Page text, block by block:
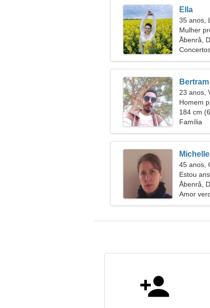
Ella
35 anos,
Mulher
Åbenrå,
Bertram
23 anos,
Homem
184 cm
Família
Michelle
45 anos,
Estou
Åbenrå,
Amor